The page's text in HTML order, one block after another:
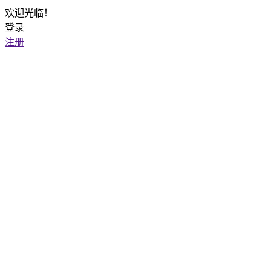
欢迎光临！
登录
注册